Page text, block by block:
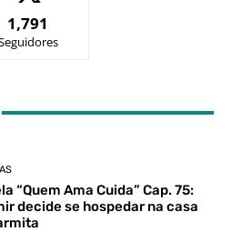
1,791
“Quem Ama Cuida” Cap. 75:
decide se hospedar na casa